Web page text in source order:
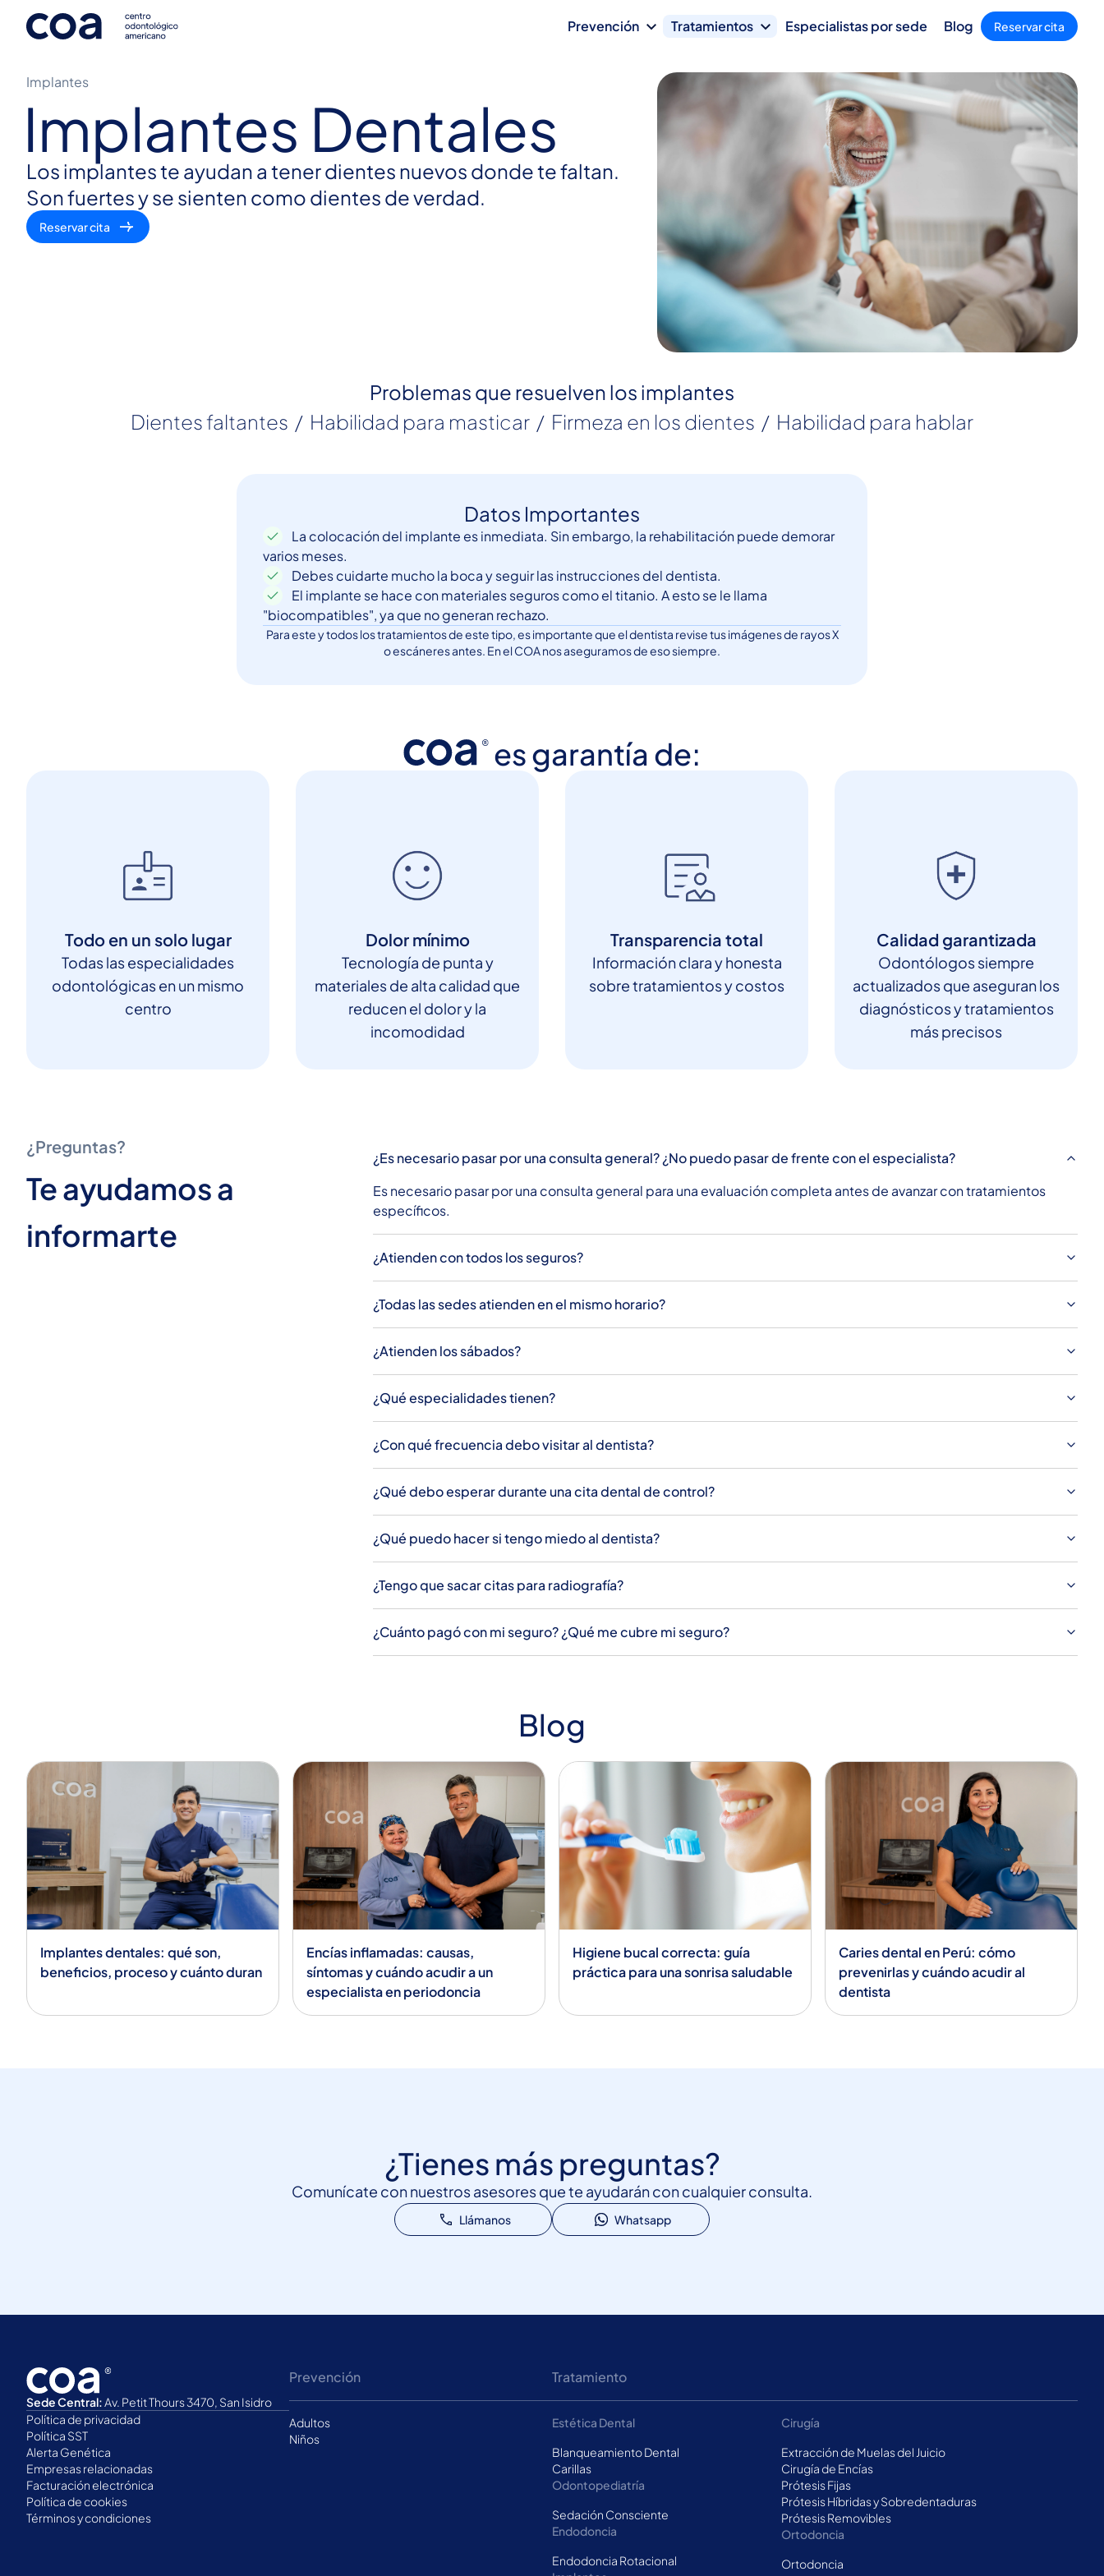
Prevención Tratamientos Especialistas por sede Blog Reservar cita
Implantes
Implantes Dentales
Los implantes te ayudan a tener dientes nuevos donde te faltan.
Son fuertes y se sienten como dientes de verdad.
Reservar cita
Problemas que resuelven los implantes
Dientes faltantes  /  Habilidad para masticar  /  Firmeza en los dientes  /  Habilidad para hablar
Datos Importantes
La colocación del implante es inmediata. Sin embargo, la rehabilitación puede demorar
varios meses.
Debes cuidarte mucho la boca y seguir las instrucciones del dentista.
El implante se hace con materiales seguros como el titanio. A esto se le llama
"biocompatibles", ya que no generan rechazo.
Para este y todos los tratamientos de este tipo, es importante que el dentista revise tus imágenes de rayos X
o escáneres antes. En el COA nos aseguramos de eso siempre.
es garantía de:
Todo en un solo lugar
Todas las especialidades
odontológicas en un mismo
centro
Dolor mínimo
Tecnología de punta y
materiales de alta calidad que
reducen el dolor y la
incomodidad
Transparencia total
Información clara y honesta
sobre tratamientos y costos
Calidad garantizada
Odontólogos siempre
actualizados que aseguran los
diagnósticos y tratamientos
más precisos
¿Preguntas?
Te ayudamos a
informarte
¿Es necesario pasar por una consulta general? ¿No puedo pasar de frente con el especialista?
Es necesario pasar por una consulta general para una evaluación completa antes de avanzar con tratamientos
específicos.
¿Atienden con todos los seguros?
¿Todas las sedes atienden en el mismo horario?
¿Atienden los sábados?
¿Qué especialidades tienen?
¿Con qué frecuencia debo visitar al dentista?
¿Qué debo esperar durante una cita dental de control?
¿Qué puedo hacer si tengo miedo al dentista?
¿Tengo que sacar citas para radiografía?
¿Cuánto pagó con mi seguro? ¿Qué me cubre mi seguro?
Blog
Implantes dentales: qué son,
beneficios, proceso y cuánto duran
Encías inflamadas: causas,
síntomas y cuándo acudir a un
especialista en periodoncia
Higiene bucal correcta: guía
práctica para una sonrisa saludable
Caries dental en Perú: cómo
prevenirlas y cuándo acudir al
dentista
¿Tienes más preguntas?
Comunícate con nuestros asesores que te ayudarán con cualquier consulta.
Llámanos Whatsapp
Sede Central:Av. Petit Thours 3470, San Isidro
Política de privacidad
Política SST
Alerta Genética
Empresas relacionadas
Facturación electrónica
Política de cookies
Términos y condiciones
Prevención
Adultos
Niños
Tratamiento
Estética Dental
Blanqueamiento Dental
Carillas
Odontopediatría
Sedación Consciente
Endodoncia
Endodoncia Rotacional
Cirugía
Extracción de Muelas del Juicio
Cirugía de Encías
Prótesis Fijas
Prótesis Híbridas y Sobredentaduras
Prótesis Removibles
Ortodoncia
Ortodoncia